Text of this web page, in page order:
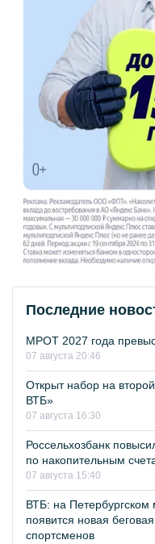
Последние
МРОТ 2027 года
07 августа 20:46
Открыт набор на
ВТБ»
07 августа 16:30
Россельхозбанк
по накопительным
07 августа 15:40
ВТБ: на
появится новая
спортсменов